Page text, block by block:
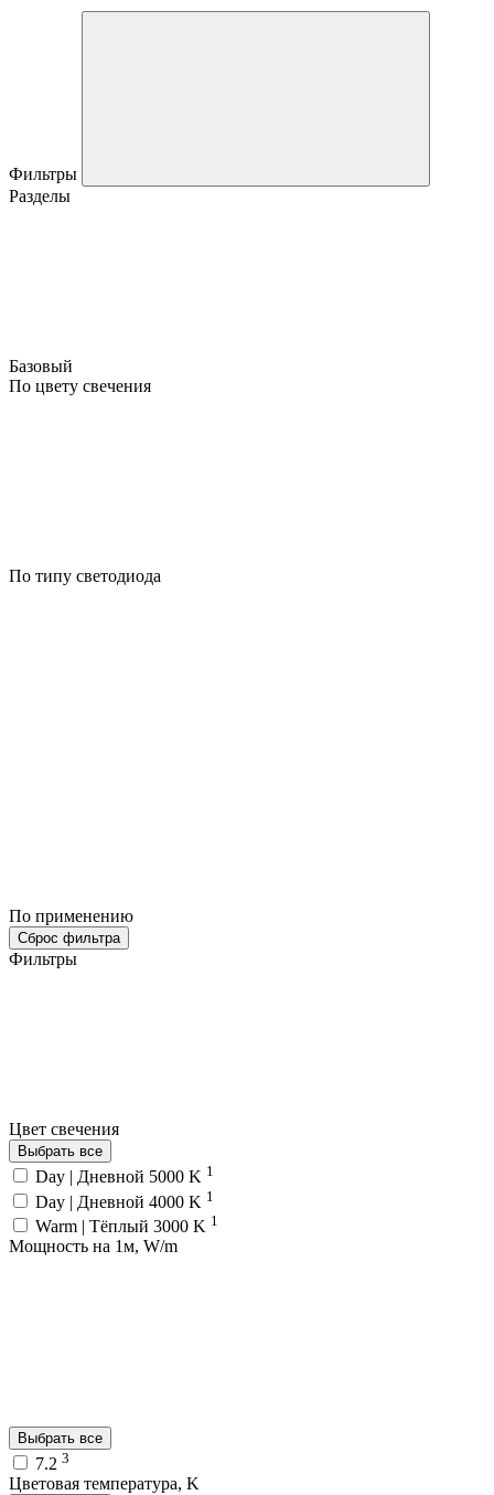
Фильтры
Разделы
Базовый
По цвету свечения
По типу светодиода
По применению
Сброс фильтра
Фильтры
Цвет свечения
Выбрать все
Day | Дневной 5000 K 1
Day | Дневной 4000 K 1
Warm | Тёплый 3000 K 1
Мощность на 1м, W/m
Выбрать все
7.2 3
Цветовая температура, K